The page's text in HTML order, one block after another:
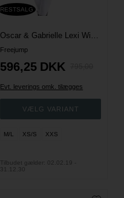
RESTSALG
Freejump
596,25 DKK
Evt. leverings omk. tilægges
M/L XS/S XXS
Tilbudet gælder: 02.02.19 -
31.12.30